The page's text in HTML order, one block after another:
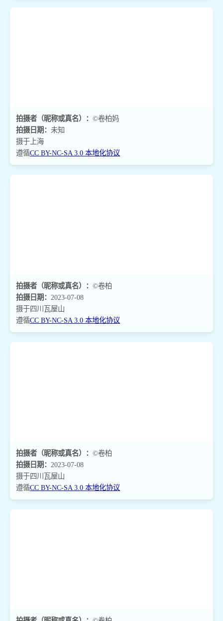
拍摄者（昵称或真名）： ©卷柏妈
拍摄日期： 未知
摄于上海
遵循CC BY-NC-SA 3.0 本地化协议
拍摄者（昵称或真名）： ©卷柏
拍摄日期： 2023-07-08
摄于四川瓦屋山
遵循CC BY-NC-SA 3.0 本地化协议
拍摄者（昵称或真名）： ©卷柏
拍摄日期： 2023-07-08
摄于四川瓦屋山
遵循CC BY-NC-SA 3.0 本地化协议